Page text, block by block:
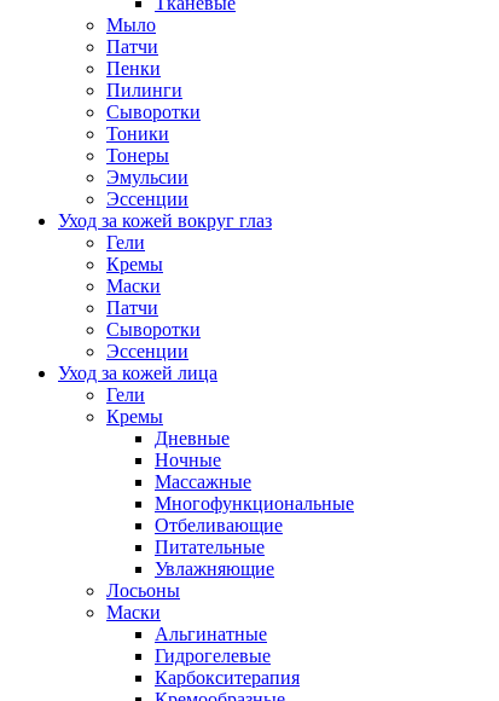
Мыло
Патчи
Пенки
Пилинги
Сыворотки
Тоники
Тонеры
Эмульсии
Эссенции
Уход за кожей вокруг глаз
Гели
Кремы
Маски
Патчи
Сыворотки
Эссенции
Уход за кожей лица
Гели
Кремы
Дневные
Ночные
Массажные
Многофункциональные
Отбеливающие
Питательные
Увлажняющие
Лосьоны
Маски
Альгинатные
Гидрогелевые
Карбокситерапия